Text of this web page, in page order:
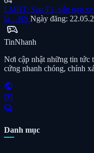
LMHT: Sau T1, vấn nạn
là…NS Ngày đăng:
sports_esports
TinNhanh
Nơi cập nhật những tin tức
cứng nhanh chóng, chính
public
smart_display
forum
Danh mục